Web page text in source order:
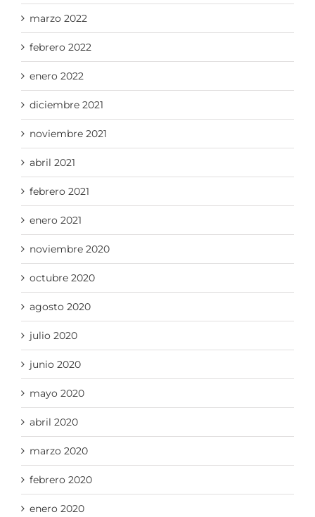
marzo 2022
febrero 2022
enero 2022
diciembre 2021
noviembre 2021
abril 2021
febrero 2021
enero 2021
noviembre 2020
octubre 2020
agosto 2020
julio 2020
junio 2020
mayo 2020
abril 2020
marzo 2020
febrero 2020
enero 2020